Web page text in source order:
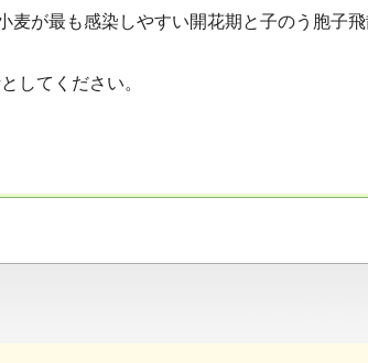
が最も感染しやすい開花期と子のう胞子
してください。